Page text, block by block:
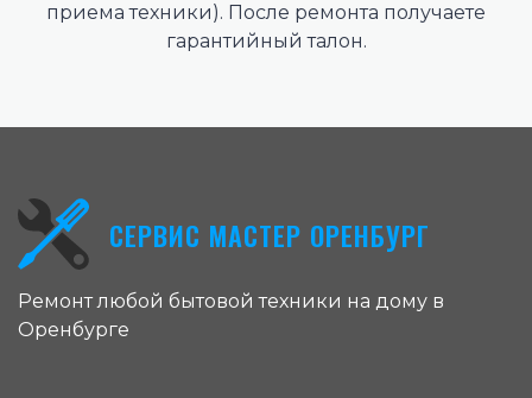
приема техники). После ремонта получаете
гарантийный талон.
СЕРВИС МАСТЕР ОРЕНБУРГ
Ремонт любой бытовой техники на дому в
Оренбурге